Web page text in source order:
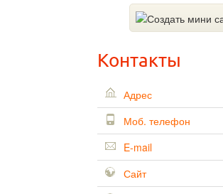
Контакты
Адрес
Моб. телефон
E-mail
Сайт